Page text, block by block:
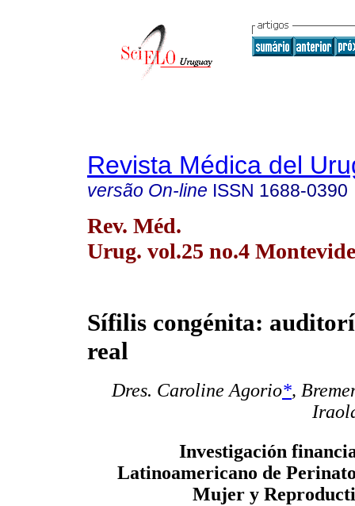
Revista Médica del
versão On-line ISSN 1688-0390
Rev. Méd.
Urug. vol.25 no.4
Sífilis congénita:
real
Dres. Caroline Agorio*,
Investigación
Latinoamericano de
Mujer y